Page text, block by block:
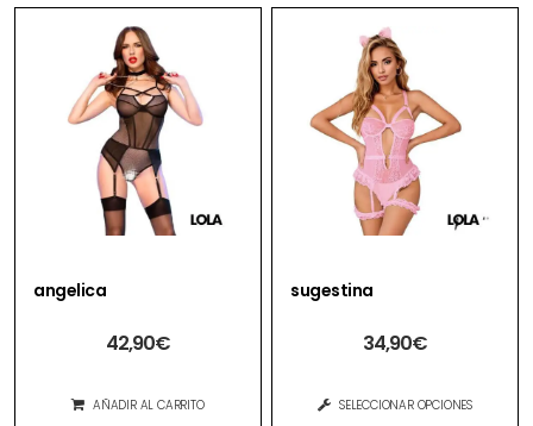
angelica
42,90€
AÑADIR AL CARRITO
sugestina
34,90€
SELECCIONAR OPCIONES